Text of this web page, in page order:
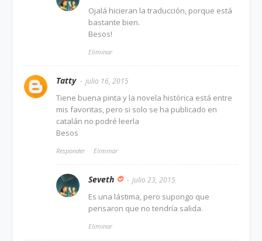
Ojalá hicieran la traducción, porque está
bastante bien.
Besos!
Eliminar
Tatty julio 16, 2015
Tiene buena pinta y la novela histórica está entre
mis favoritas, pero si solo se ha publicado en
catalán no podré leerla
Besos
Responder Eliminar
Seveth julio 23, 2015
Es una lástima, pero supongo que
pensaron que no tendría salida.
Eliminar